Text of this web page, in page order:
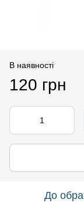
В наявності
120 грн
До